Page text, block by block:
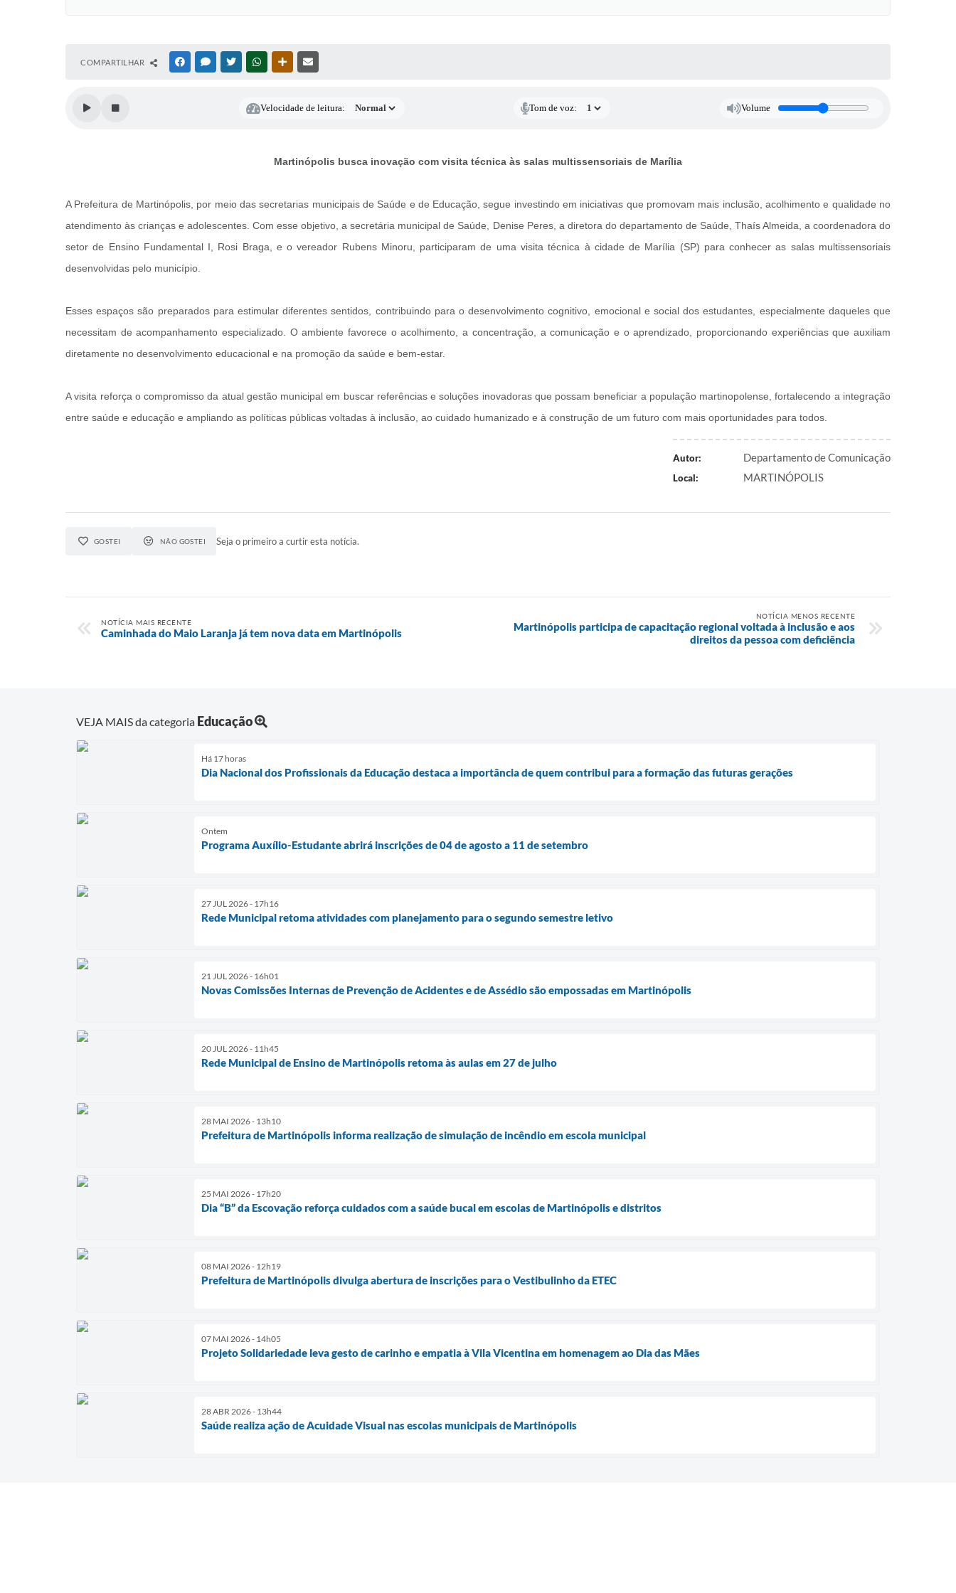
COMPARTILHAR FACEBOOKMESSENGER
TWITTERWHATSAPPOUTRAS MÍDIAS
Velocidade de leitura: Tom de voz: Volume
Martinópolis busca inovação com visita técnica às salas multissensoriais de Marília
A Prefeitura de Martinópolis, por meio das secretarias municipais de Saúde e de Educação, segue investindo em iniciativas que promovam mais inclusão, acolhimento e qualidade no
atendimento às crianças e adolescentes. Com esse objetivo, a secretária municipal de Saúde, Denise Peres, a diretora do departamento de Saúde, Thaís Almeida, a coordenadora do
setor de Ensino Fundamental I, Rosi Braga, e o vereador Rubens Minoru, participaram de uma visita técnica à cidade de Marília (SP) para conhecer as salas multissensoriais
desenvolvidas pelo município.
Esses espaços são preparados para estimular diferentes sentidos, contribuindo para o desenvolvimento cognitivo, emocional e social dos estudantes, especialmente daqueles que
necessitam de acompanhamento especializado. O ambiente favorece o acolhimento, a concentração, a comunicação e o aprendizado, proporcionando experiências que auxiliam
diretamente no desenvolvimento educacional e na promoção da saúde e bem-estar.
A visita reforça o compromisso da atual gestão municipal em buscar referências e soluções inovadoras que possam beneficiar a população martinopolense, fortalecendo a integração
entre saúde e educação e ampliando as políticas públicas voltadas à inclusão, ao cuidado humanizado e à construção de um futuro com mais oportunidades para todos.
Autor: Departamento de Comunicação
Local: MARTINÓPOLIS
GOSTEI NÃO GOSTEI Seja o primeiro a curtir esta notícia.
NOTÍCIA MAIS RECENTE
Caminhada do Maio Laranja já tem nova data em Martinópolis
NOTÍCIA MENOS RECENTE
Martinópolis participa de capacitação regional voltada à inclusão e aos
direitos da pessoa com deficiência
VEJA MAIS da categoria Educação
Há 17 horas
Dia Nacional dos Profissionais da Educação destaca a importância de quem contribui para a formação das futuras gerações
Ontem
Programa Auxílio-Estudante abrirá inscrições de 04 de agosto a 11 de setembro
27 JUL 2026 - 17h16
Rede Municipal retoma atividades com planejamento para o segundo semestre letivo
21 JUL 2026 - 16h01
Novas Comissões Internas de Prevenção de Acidentes e de Assédio são empossadas em Martinópolis
20 JUL 2026 - 11h45
Rede Municipal de Ensino de Martinópolis retoma às aulas em 27 de julho
28 MAI 2026 - 13h10
Prefeitura de Martinópolis informa realização de simulação de incêndio em escola municipal
25 MAI 2026 - 17h20
Dia “B” da Escovação reforça cuidados com a saúde bucal em escolas de Martinópolis e distritos
08 MAI 2026 - 12h19
Prefeitura de Martinópolis divulga abertura de inscrições para o Vestibulinho da ETEC
07 MAI 2026 - 14h05
Projeto Solidariedade leva gesto de carinho e empatia à Vila Vicentina em homenagem ao Dia das Mães
28 ABR 2026 - 13h44
Saúde realiza ação de Acuidade Visual nas escolas municipais de Martinópolis